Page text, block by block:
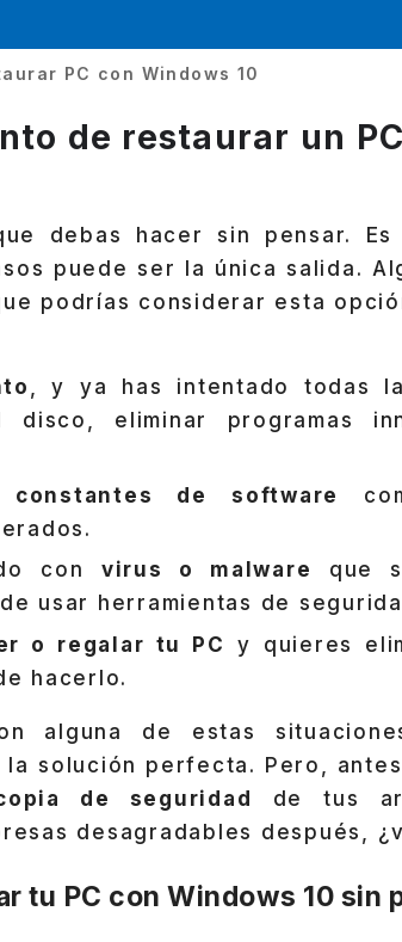
PC con Windows 10
de restaurar un
debas hacer sin pensar. Es
puede ser la única salida.
podrías considerar esta
, y ya has intentado todas
disco, eliminar programas
constantes de software
con virus o malware
que
usar herramientas de
o regalar tu PC
y quieres
hacerlo.
alguna de estas
solución perfecta. Pero,
de seguridad
de tus
desagradables después,
tu PC con Windows 10 sin